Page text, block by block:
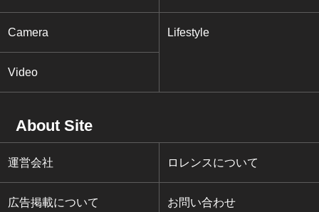
Camera Lifestyle
Video
About Site
運営会社 ロレンスについて
広告掲載について お問い合わせ